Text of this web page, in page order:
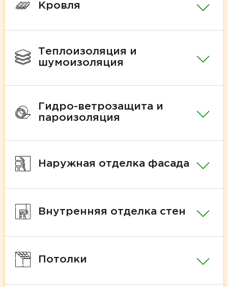
Кровля
Теплоизоляция и
шумоизоляция
Гидро-ветрозащита и
пароизоляция
Наружная отделка фасада
Внутренняя отделка стен
Потолки